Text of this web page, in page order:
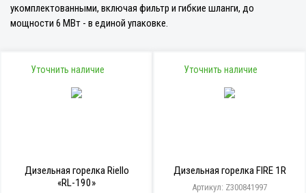
укомплектованными, включая фильтр и гибкие шланги, до
мощности 6 МВт - в единой упаковке.
Уточнить наличие
Дизельная горелка Riello
«RL-190»
Уточнить наличие
Дизельная горелка FIRE 1R
Артикул: Z300841997